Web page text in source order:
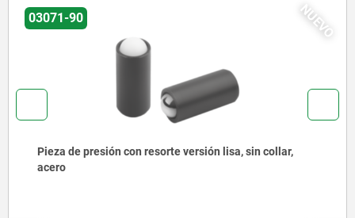
NUEVO
03072-30
Pieza de presión con muelle, para instalación a presión,
sin collar, acero inoxidable